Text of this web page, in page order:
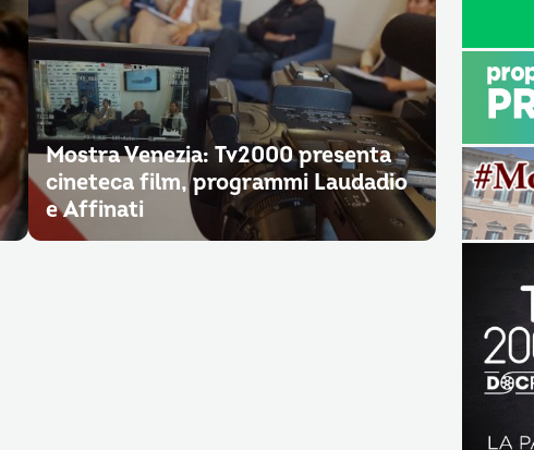
Mostra Venezia: Tv2000 presenta
cineteca film, programmi Laudadio
e Affinati